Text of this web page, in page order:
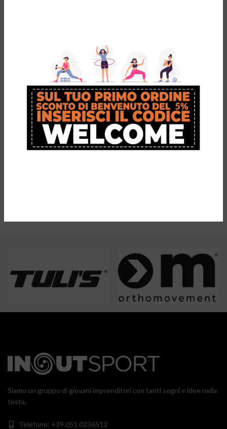
Powergel Heel
Spur Pad:
sollievo
efficace per
tallonite e
sperone
calcaneare
Movement.
Care Kit
€14,90
Kit completo per la pulizia e la
cura di scarponi - Sof Sole Boot
Care Kit
Siamo un gruppo di giovani imprenditori con tanti sogni e idee nella
testa.
Telefono: +39.051.0236512